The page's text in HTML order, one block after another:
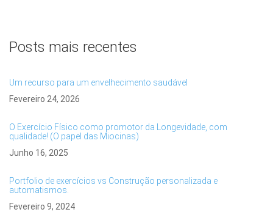
Posts mais recentes
Um recurso para um envelhecimento saudável
Fevereiro 24, 2026
O Exercício Físico como promotor da Longevidade, com
qualidade! (O papel das Miocinas)
Junho 16, 2025
Portfolio de exercícios vs Construção personalizada e
automatismos.
Fevereiro 9, 2024